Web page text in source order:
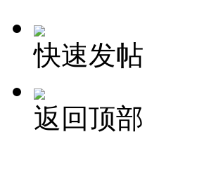
快速发帖
返回顶部